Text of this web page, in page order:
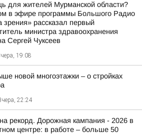
для жителей Мурманской области?
в эфире программы Большого Радио
зрения» рассказал первый
министра здравоохранения
Сергей Чуксеев
19:08
новой многоэтажки – о стройках
22:24
рекорд. Дорожная кампания - 2026 в
центре: в работе – больше 50